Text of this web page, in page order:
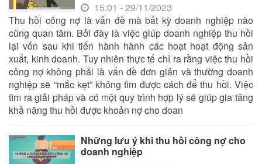
15:01 - 29/11/2023
Thu hồi công nợ là vấn đề mà bất kỳ doanh nghiệp nào
cũng quan tâm. Bởi đây là việc giúp doanh nghiệp thu hồi
lại vốn sau khi tiến hành hành các hoạt hoạt động sản
xuất, kinh doanh. Tuy nhiên thực tế chỉ ra rằng việc thu hồi
công nợ không phải là vấn đề đơn giản và thường doanh
nghiệp sẽ “mắc kẹt” không tìm được cách để thu hồi. Việc
tìm ra giải pháp và có một quy trình hợp lý sẽ giúp gia tăng
khả năng thu hồi được khoản nợ cho doan
Những lưu ý khi thu hồi công nợ cho
doanh nghiệp